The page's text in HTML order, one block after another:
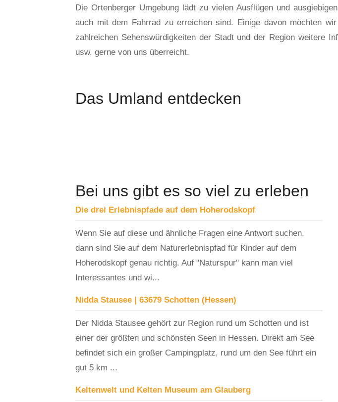
Die Ortenberger Umgebung lädt zu vielen Ausflügen und
auch mit dem Fahrrad zu erreichen sind. Einige davon möchten
zahlreichen Sehenswürdigkeiten der Stadt und der Region weitere
usw. gerne von uns überreicht.
Das Umland entdecken
Bei uns gibt es so viel zu erleben
Die drei Erlebnispfade auf dem Hoherodskopf
Wenn Sie auf diese und ähnliche Fragen eine Antwort suchen,
dann sind Sie auf dem Naturerlebnispfad für Kinder auf dem
Hoherodskopf genau richtig. Auf "Naturspur" kann man viel
Interessantes und wi...
Nidda Stausee | 63679 Schotten (Hessen)
Der Nidda Stausee gehört zur Region rund um Schotten und ist
einer der größten und schönsten Seen in Hessen. Direkt am See
befindet sich ein großer Campingplatz, rund um den See führt ein
gut 5 km ...
Keltenwelt und Kelten Museum am Glauberg